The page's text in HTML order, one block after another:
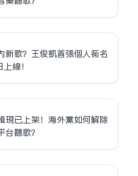
新歌？王俊凱首張個人同名
線！
現已上架！海外黨如何解除
聽歌？